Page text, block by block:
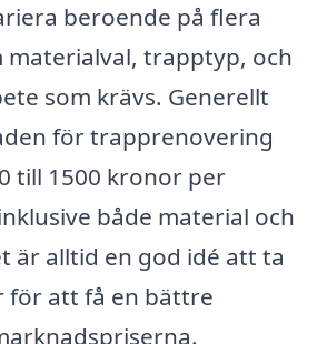
beroende på flera
materialval, trapptyp, och
som krävs. Generellt
för trapprenovering
till 1500 kronor per
både material och
är alltid en god idé att ta
för att få en bättre